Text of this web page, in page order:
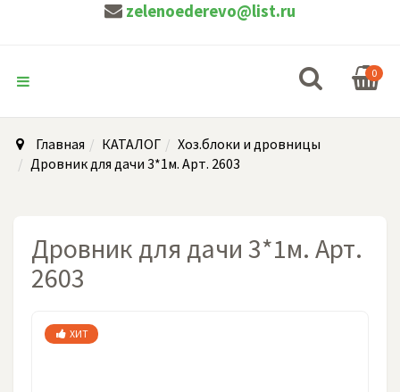
zelenoederevo@list.ru
0
Главная КАТАЛОГ
Хоз.блоки и дровницы
Дровник для дачи 3*1м. Арт. 2603
Дровник для дачи 3*1м. Арт.
2603
ХИТ